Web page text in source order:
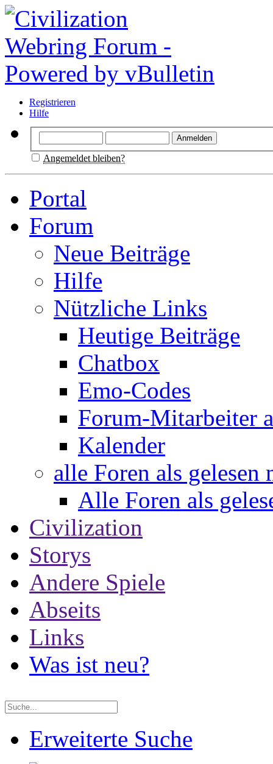
Registrieren
Hilfe
Angemeldet bleiben?
Portal
Forum
Neue Beiträge
Hilfe
Nützliche Links
Heutige Beiträge
Chatbox
Emo-Codes
Forum-Mitarbeiter
Kalender
alle Foren als gelesen
Alle Foren als
Civilization
Storys
Andere Spiele
Abseits
Links
Was ist neu?
Erweiterte Suche